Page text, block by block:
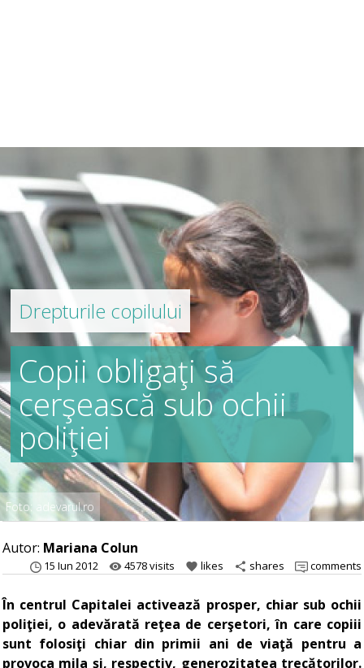
Drepturile copilului
Copii obligaţi să
cerşească sub ochii
poliţiei
Foto: adevarul.ro
Autor: Mariana Colun
15 Iun 2012 remove_red_eye 4578 visits favorite likes share shares comments
În centrul Capitalei activează prosper, chiar sub ochii
poliţiei, o adevărată reţea de cerşetori, în care copiii
sunt folosiţi chiar din primii ani de viaţă pentru a
provoca mila şi, respectiv, generozitatea trecătorilor.